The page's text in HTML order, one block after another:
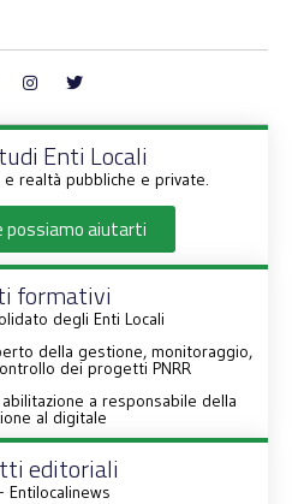
Enti Locali
e realtà pubbliche e private.
possiamo aiutarti
formativi
degli Enti Locali
della gestione, monitoraggio,
dei progetti PNRR
a responsabile della
al digitale
editoriali
Entilocalinews